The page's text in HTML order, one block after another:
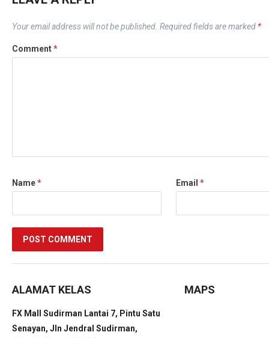
Your email address will not be published. Required fields are marked *
Comment*
Name* Email *
ALAMAT KELAS
FX Mall Sudirman Lantai 7, Pintu Satu
Senayan, Jln Jendral Sudirman,
MAPS